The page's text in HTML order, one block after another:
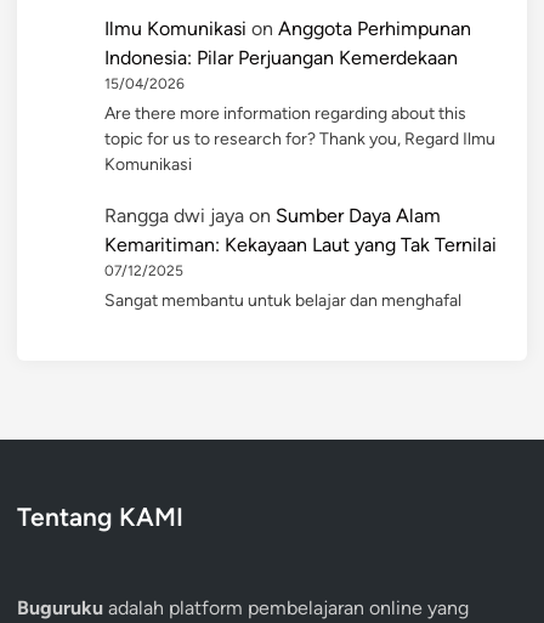
Ilmu Komunikasi on Anggota Perhimpunan
Indonesia: Pilar Perjuangan Kemerdekaan
15/04/2026
Are there more information regarding about this
topic for us to research for? Thank you, Regard Ilmu
Komunikasi
Rangga dwi jaya on Sumber Daya Alam
Kemaritiman: Kekayaan Laut yang Tak Ternilai
07/12/2025
Sangat membantu untuk belajar dan menghafal
Tentang KAMI
Buguruku adalah platform pembelajaran online yang